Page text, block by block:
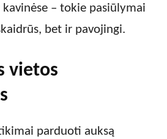
– tokie pasiūlymai
bet ir pavojingi.
vietos
parduoti auksą